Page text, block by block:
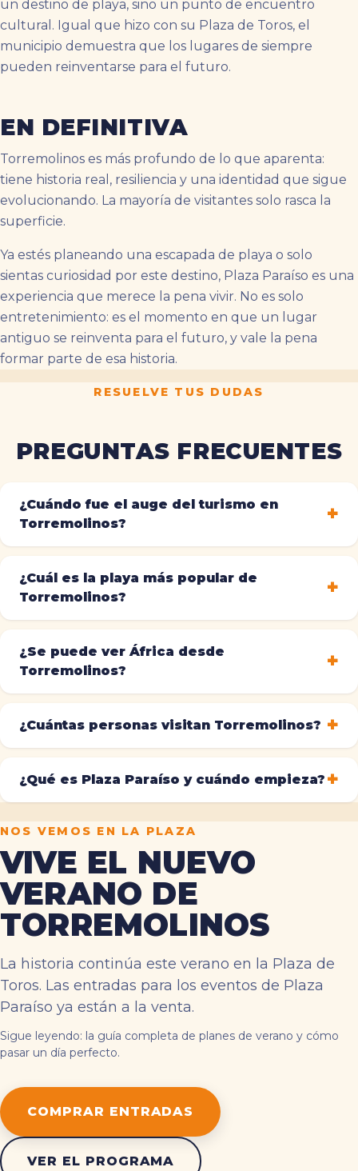
un destino de playa, sino un punto de encuentro
cultural. Igual que hizo con su Plaza de Toros, el
municipio demuestra que los lugares de siempre
pueden reinventarse para el futuro.
EN DEFINITIVA
Torremolinos es más profundo de lo que aparenta:
tiene historia real, resiliencia y una identidad que sigue
evolucionando. La mayoría de visitantes solo rasca la
superficie.
Ya estés planeando una escapada de playa o solo
sientas curiosidad por este destino, Plaza Paraíso es una
experiencia que merece la pena vivir. No es solo
entretenimiento: es el momento en que un lugar
antiguo se reinventa para el futuro, y vale la pena
formar parte de esa historia.
RESUELVE TUS DUDAS
PREGUNTAS FRECUENTES
¿Cuándo fue el auge del turismo en
Torremolinos?
¿Cuál es la playa más popular de
Torremolinos?
¿Se puede ver África desde
Torremolinos?
¿Cuántas personas visitan Torremolinos?
¿Qué es Plaza Paraíso y cuándo empieza?
NOS VEMOS EN LA PLAZA
VIVE EL NUEVO
VERANO DE
TORREMOLINOS
La historia continúa este verano en la Plaza de
Toros. Las entradas para los eventos de Plaza
Paraíso ya están a la venta.
Sigue leyendo: la guía completa de planes de verano y cómo
pasar un día perfecto.
COMPRAR ENTRADAS
VER EL PROGRAMA